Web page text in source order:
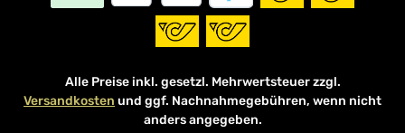
Alle Preise inkl. gesetzl. Mehrwertsteuer zzgl.
Versandkosten und ggf. Nachnahmegebühren, wenn nicht
anders angegeben.